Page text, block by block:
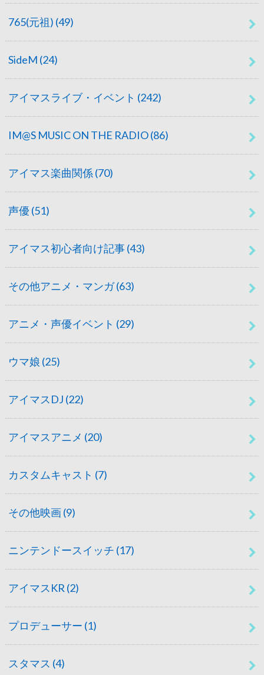
765(元祖) (49)
SideM (24)
アイマスライブ・イベント (242)
IM@S MUSIC ON THE RADIO(86)
アイマス楽曲関係 (70)
声優 (51)
アイマス初心者向け記事(43)
その他アニメ・マンガ(63)
アニメ・声優イベント (29)
ウマ娘 (25)
アイマスDJ (22)
アイマスアニメ (20)
カスタムキャスト (7)
その他映画(9)
ニンテンドースイッチ (17)
アイマスKR (2)
プロデューサー (1)
スタマス (4)